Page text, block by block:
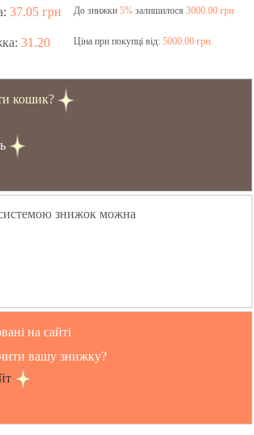
37.05 грн До знижки 5%залишилося 3000.00 грн
31.20
Ціна при покупці від: 5000.00 грн.
кошик?
знижок можна
на сайті
вашу знижку?